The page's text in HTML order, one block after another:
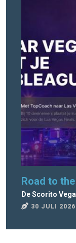
Road to
30 JULI 2026